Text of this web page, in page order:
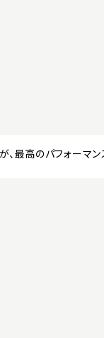
、最高のパフォーマ